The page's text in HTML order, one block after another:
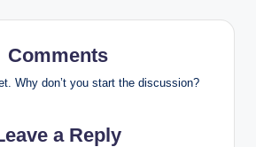
Comments
Why don’t you start the discussion?
a Reply